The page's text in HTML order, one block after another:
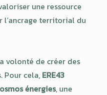
une ressource
l’ancrage territorial du
volonté de créer des
Pour cela, ERE43
énergies, une